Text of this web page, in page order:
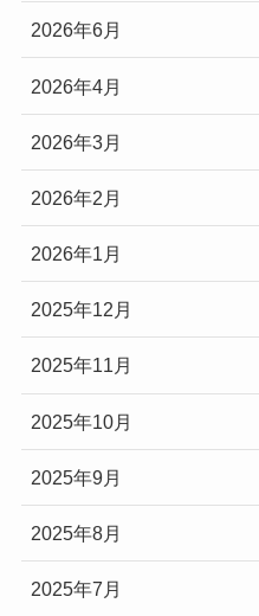
2026年6月
2026年4月
2026年3月
2026年2月
2026年1月
2025年12月
2025年11月
2025年10月
2025年9月
2025年8月
2025年7月